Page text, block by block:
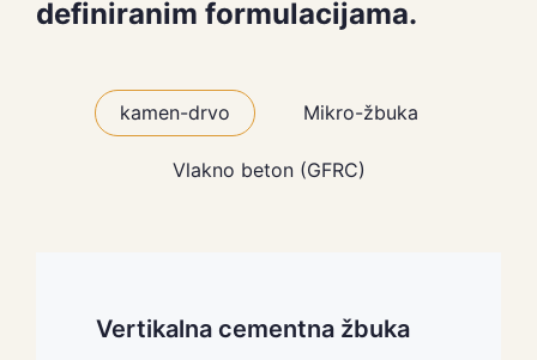
definiranim formulacijama.
kamen-drvo Mikro-žbuka
Vlakno beton (GFRC)
Vertikalna cementna žbuka
mikrocement
Vlakno beton (GFRC)